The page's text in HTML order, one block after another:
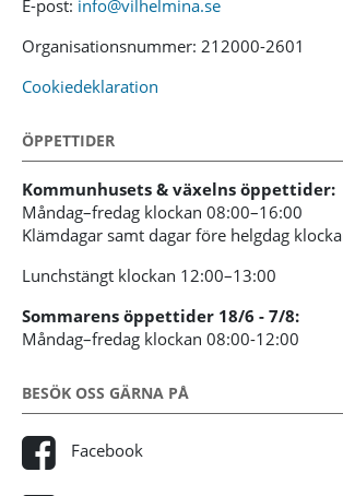
E-post: info@vilhelmina.se
Organisationsnummer: 212000-2601
Cookiedeklaration
ÖPPETTIDER
Kommunhusets & växelns öppettider:
Måndag–fredag klockan 08:00–16:00
Klämdagar samt dagar före helgdag
Lunchstängt klockan 12:00–13:00
Sommarens öppettider 18/6 - 7/8:
Måndag–fredag klockan 08:00-12:00
BESÖK OSS GÄRNA PÅ
Facebook